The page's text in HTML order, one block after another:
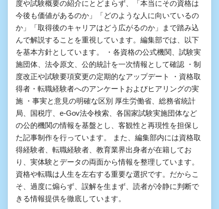
度や試験概要の紹介にとどまらず、「本当にその資格は
今後も価値があるのか」「どのような人に向いているの
か」「取得後のキャリアはどう広がるのか」まで踏み込
んで解説することを重視しています。編集部では、以下
を基本方針としています。 ・各資格の公式機関、試験実
施団体、法令原文、公的統計を一次情報として確認 ・制
度改正や試験要項変更の定期的なアップデート ・資格取
得者・転職経験者へのアンケートおよびヒアリングの実
施 ・事実と意見の明確な区別 厚生労働省、総務省統計
局、国税庁、e-Gov法令検索、各国家試験実施団体など
の公的機関の情報を基盤とし、客観性と再現性を担保し
た記事制作を行っています。 また、編集部内には資格取
得経験者、転職経験者、教育業界出身者が在籍してお
り、実体験とデータの両面から情報を整理しています。
資格や転職は人生を左右する重要な選択です。だからこ
そ、過度に煽らず、誤解を生まず、読者が冷静に判断で
きる情報提供を徹底しています。